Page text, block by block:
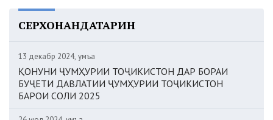
СЕРХОНАНДАТАРИН
13 декабр 2024, Ҷумъа
ҚОНУНИ ҶУМҲУРИИ ТОҶИКИСТОН ДАР БОРАИ
БУҶЕТИ ДАВЛАТИИ ҶУМҲУРИИ ТОҶИКИСТОН
БАРОИ СОЛИ 2025